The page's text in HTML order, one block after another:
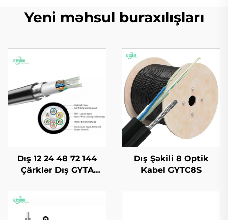
Yeni məhsul buraxılışları
Dış 12 24 48 72 144
Çärklər Dış GYTA
Dış Şəkili 8 Optik
Kabel GYTC8S